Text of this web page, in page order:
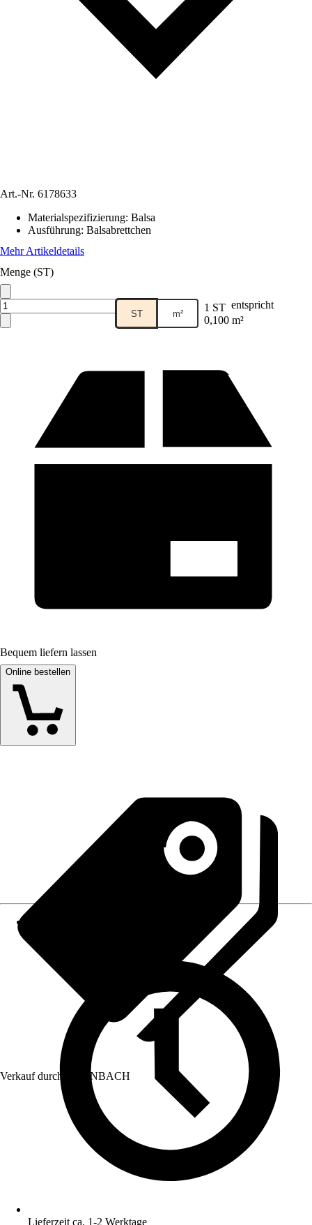
Art.-Nr. 6178633
Materialspezifizierung: Balsa
Ausführung: Balsabrettchen
Mehr Artikeldetails
Menge (ST)
ST m² 1 ST entspricht
0,100 m²
Bequem liefern lassen
Online bestellen
Verkauf durch: HORNBACH
Lieferzeit ca. 1-2 Werktage